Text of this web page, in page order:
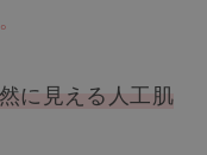
に見える人工肌